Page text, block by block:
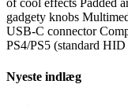
of cool effects Padded
gadgety knobs
USB-C connector
PS4/PS5 (standard
Nyeste indlæg